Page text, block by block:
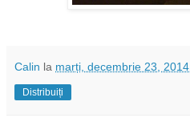
Calin la marți, decembrie 23, 2014
Distribuiți